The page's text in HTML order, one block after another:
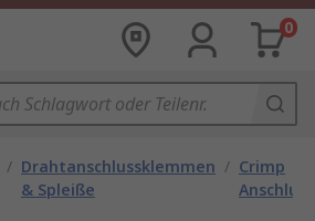
0
/ Drahtanschlussklemmen
& Spleiße
/ Crimp